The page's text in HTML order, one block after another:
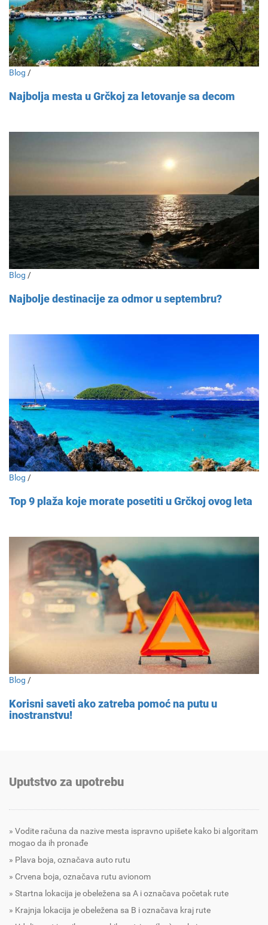
Blog /
Najbolja mesta u Grčkoj za letovanje sa decom
Blog /
Najbolje destinacije za odmor u septembru?
Blog /
Top 9 plaža koje morate posetiti u Grčkoj ovog leta
Blog /
Korisni saveti ako zatreba pomoć na putu u
inostranstvu!
Uputstvo za upotrebu
Vodite računa da nazive mesta ispravno upišete kako bi algoritam
mogao da ih pronađe
Plava boja, označava auto rutu
Crvena boja, označava rutu avionom
Startna lokacija je obeležena sa A i označava početak rute
Krajnja lokacija je obeležena sa B i označava kraj rute